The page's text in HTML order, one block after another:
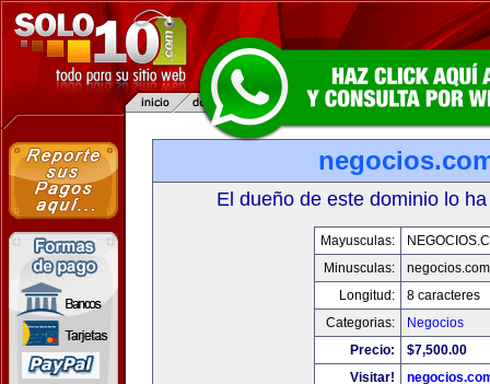
El dueño de este dominio lo
Mayusculas:
Minusculas:
Longitud:
8 caracteres
Categorias:
Negocios
Precio:
$7,500.00
Visitar!